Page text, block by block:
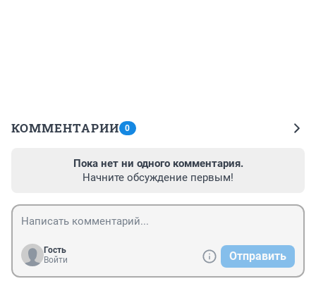
КОММЕНТАРИИ 0
Пока нет ни одного комментария.
Начните обсуждение первым!
Гость
Войти
Отправить